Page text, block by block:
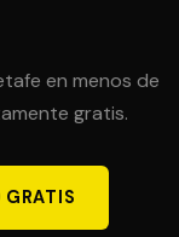
en menos de
gratis.
GRATIS